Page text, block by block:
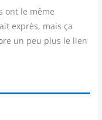
ont le même
exprès, mais ça
un peu plus le lien